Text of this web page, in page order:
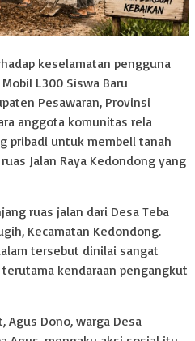
keselamatan pengguna
L300 Siswa Baru
Pesawaran, Provinsi
anggota komunitas rela
pribadi untuk membeli tanah
Jalan Raya Kedondong yang
ruas jalan dari Desa Teba
Kecamatan Kedondong.
tersebut dinilai sangat
kendaraan pengangkut
Agus Dono, warga Desa